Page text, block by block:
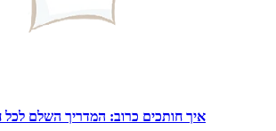
איך חותכים כרוב: המדריך השלם לכל